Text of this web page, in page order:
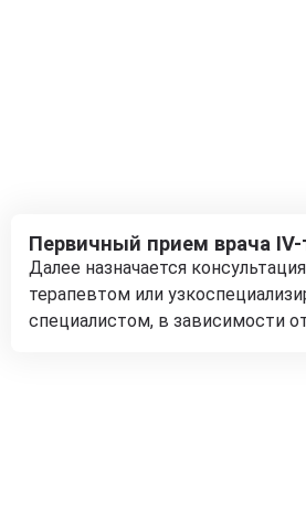
Первичный прием врача IV-
Далее назначается
терапевтом или
специалистом, в зависимости